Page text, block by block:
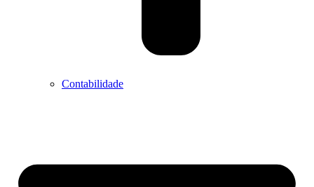
Contabilidade